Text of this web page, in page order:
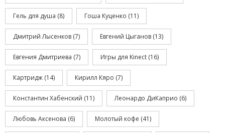
Гель для душа (8) Гоша Куценко (11)
Дмитрий Лысенков (7) Евгений Цыганов (13)
Евгения Дмитриева (7) Игры для Kinect (16)
Картридж (14) Кирилл Кяро (7)
Константин Хабенский (11) Леонардо ДиКаприо (6)
Любовь Аксенова (6) Молотый кофе (41)